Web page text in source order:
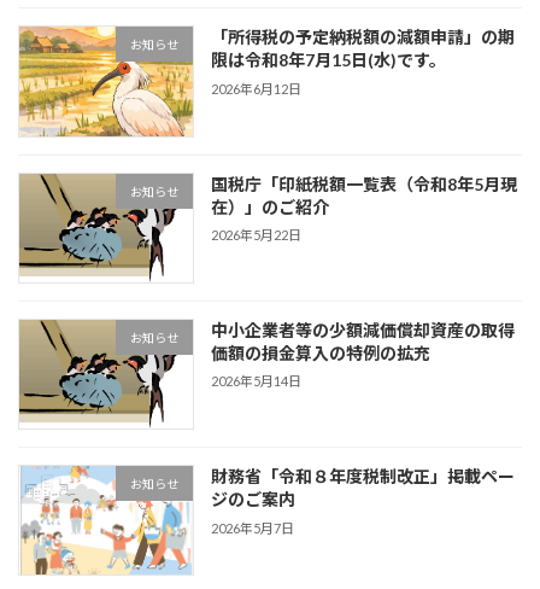
お知らせ
「所得税の予定納税額の減額申請」の期
限は令和8年7月15日(水)です。
2026年6月12日
お知らせ
国税庁「印紙税額一覧表（令和8年5月現
在）」のご紹介
2026年5月22日
お知らせ
中小企業者等の少額減価償却資産の取得
価額の損金算入の特例の拡充
2026年5月14日
お知らせ
財務省「令和８年度税制改正」掲載ペー
ジのご案内
2026年5月7日